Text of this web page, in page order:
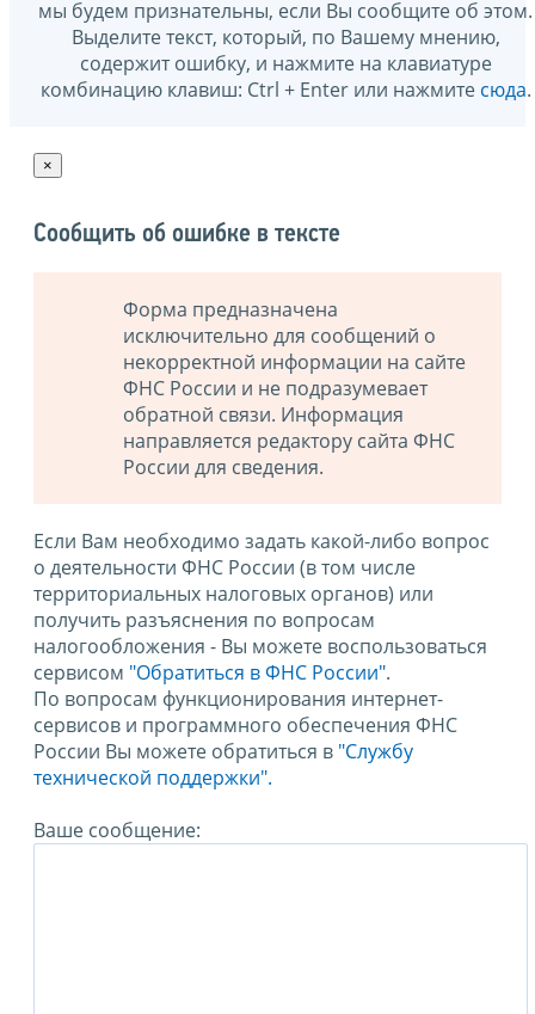
мы будем признательны, если Вы сообщите об этом.
Выделите текст, который, по Вашему мнению,
содержит ошибку, и нажмите на клавиатуре
комбинацию клавиш: Ctrl + Enter или нажмите сюда.
×
Сообщить об ошибке в тексте
Форма предназначена
исключительно для сообщений о
некорректной информации на сайте
ФНС России и не подразумевает
обратной связи. Информация
направляется редактору сайта ФНС
России для сведения.
Если Вам необходимо задать какой-либо вопрос
о деятельности ФНС России (в том числе
территориальных налоговых органов) или
получить разъяснения по вопросам
налогообложения - Вы можете воспользоваться
сервисом "Обратиться в ФНС России".
По вопросам функционирования интернет-
сервисов и программного обеспечения ФНС
России Вы можете обратиться в "Службу
технической поддержки".
Ваше сообщение: